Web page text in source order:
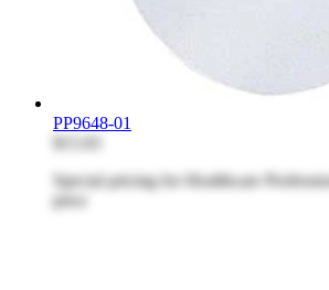
PP9648-01
Special pricing for Healthcare
price